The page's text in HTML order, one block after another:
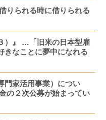
りられる時に借りられる
）』 …「旧来の日本型雇
きなことに夢中になれる
門家活用事業）につい
の２次公募が始まってい